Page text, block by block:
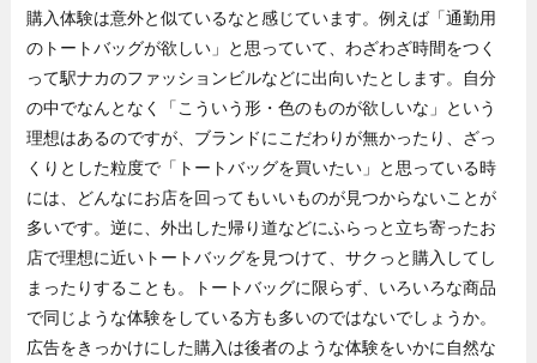
購入体験は意外と似ているなと感じています。例えば「通勤用
のトートバッグが欲しい」と思っていて、わざわざ時間をつく
って駅ナカのファッションビルなどに出向いたとします。自分
の中でなんとなく「こういう形・色のものが欲しいな」という
理想はあるのですが、ブランドにこだわりが無かったり、ざっ
くりとした粒度で「トートバッグを買いたい」と思っている時
には、どんなにお店を回ってもいいものが見つからないことが
多いです。逆に、外出した帰り道などにふらっと立ち寄ったお
店で理想に近いトートバッグを見つけて、サクっと購入してし
まったりすることも。トートバッグに限らず、いろいろな商品
で同じような体験をしている方も多いのではないでしょうか。
広告をきっかけにした購入は後者のような体験をいかに自然な